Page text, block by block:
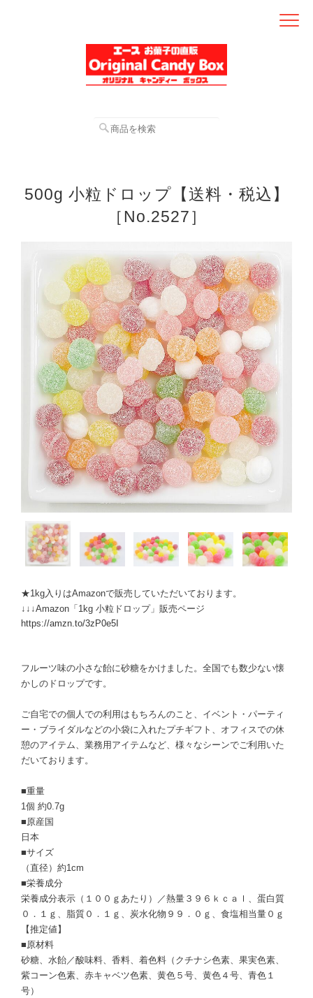
500g 小粒ドロップ【送料・税込】
［No.2527］
★1kg入りはAmazonで販売していただいております。
↓↓↓Amazon「1kg 小粒ドロップ」販売ページ
https://amzn.to/3zP0e5I
フルーツ味の小さな飴に砂糖をかけました。全国でも数少ない懐
かしのドロップです。
ご自宅での個人での利用はもちろんのこと、イベント・パーティ
ー・ブライダルなどの小袋に入れたプチギフト、オフィスでの休
憩のアイテム、業務用アイテムなど、様々なシーンでご利用いた
だいております。
■重量
1個 約0.7g
■原産国
日本
■サイズ
（直径）約1cm
■栄養成分
栄養成分表示（１００ｇあたり）／熱量３９６ｋｃａｌ、蛋白質
０．１ｇ、脂質０．１ｇ、炭水化物９９．０ｇ、食塩相当量０ｇ
【推定値】
■原材料
砂糖、水飴／酸味料、香料、着色料（クチナシ色素、果実色素、
紫コーン色素、赤キャベツ色素、黄色５号、黄色４号、青色１
号）